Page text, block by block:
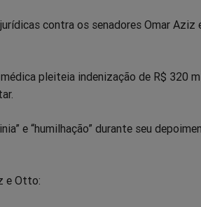
no
contra os senadores Omar Aziz
pleiteia indenização de R$ 320
e “humilhação” durante seu
e Otto: